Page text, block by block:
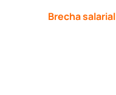
Brecha salarial